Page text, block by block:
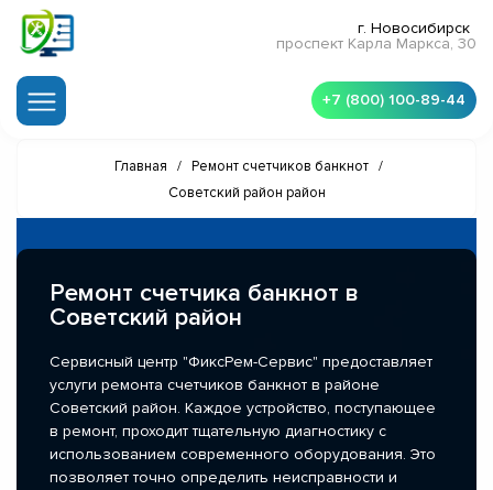
г. Новосибирск
проспект Карла Маркса, 30
+7 (800) 100-89-44
Главная / Ремонт счетчиков банкнот /
Советский район район
Ремонт счетчика банкнот в
Советский район
Сервисный центр "ФиксРем-Сервис" предоставляет
услуги ремонта счетчиков банкнот в районе
Советский район. Каждое устройство, поступающее
в ремонт, проходит тщательную диагностику с
использованием современного оборудования. Это
позволяет точно определить неисправности и